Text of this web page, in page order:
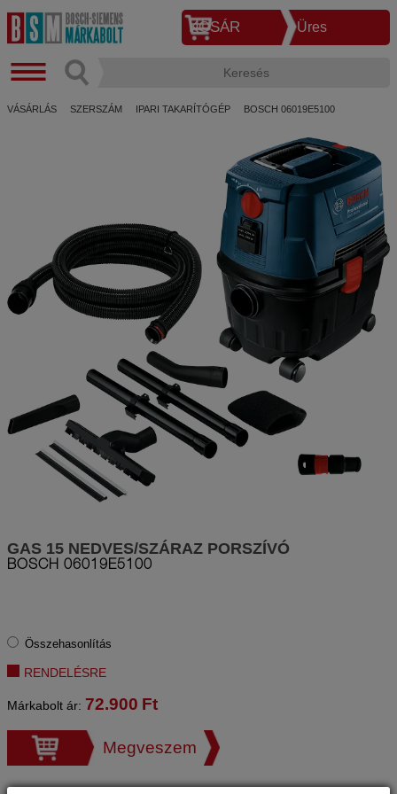
KOSÁR Üres
VÁSÁRLÁS SZERSZÁM IPARI TAKARÍTÓGÉP BOSCH 06019E5100
GAS 15 NEDVES/SZÁRAZ PORSZÍVÓ
BOSCH 06019E5100
Összehasonlítás
RENDELÉSRE
Márkabolt ár: 72.900 Ft
Megveszem